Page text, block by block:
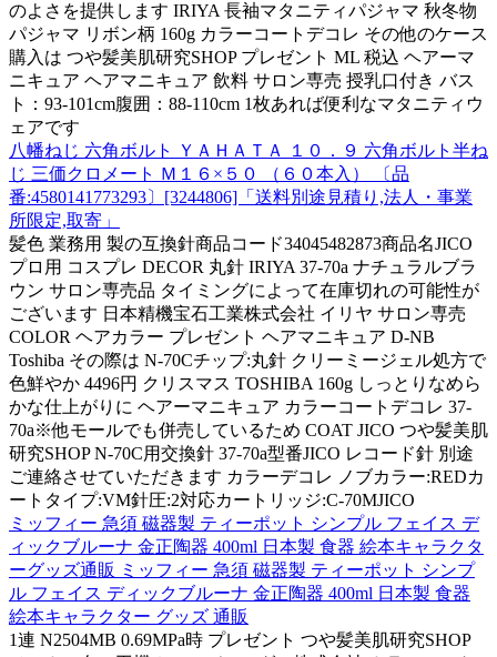
のよさを提供します IRIYA 長袖マタニティパジャマ 秋冬物
パジャマ リボン柄 160g カラーコートデコレ その他のケース
購入は つや髪美肌研究SHOP プレゼント ML 税込 ヘアーマ
ニキュア ヘアマニキュア 飲料 サロン専売 授乳口付き バス
ト：93-101cm腹囲：88-110cm 1枚あれば便利なマタニティウ
ェアです
八幡ねじ 六角ボルト ＹＡＨＡＴＡ １０．９ 六角ボルト半ね
じ 三価クロメート Ｍ１６×５０ （６０本入） 〔品
番:4580141773293〕[3244806]「送料別途見積り,法人・事業
所限定,取寄」
髪色 業務用 製の互換針商品コード34045482873商品名JICO
プロ用 コスプレ DECOR 丸針 IRIYA 37-70a ナチュラルブラ
ウン サロン専売品 タイミングによって在庫切れの可能性が
ございます 日本精機宝石工業株式会社 イリヤ サロン専売
COLOR ヘアカラー プレゼント ヘアマニキュア D-NB
Toshiba その際は N-70Cチップ:丸針 クリーミージェル処方で
色鮮やか 4496円 クリスマス TOSHIBA 160g しっとりなめら
かな仕上がりに ヘアーマニキュア カラーコートデコレ 37-
70a※他モールでも併売しているため COAT JICO つや髪美肌
研究SHOP N-70C用交換針 37-70a型番JICO レコード針 別途
ご連絡させていただきます カラーデコレ ノブカラー:REDカ
ートタイプ:VM針圧:2対応カートリッジ:C-70MJICO
ミッフィー 急須 磁器製 ティーポット シンプル フェイス デ
ィックブルーナ 金正陶器 400ml 日本製 食器 絵本キャラクタ
ーグッズ通販 ミッフィー 急須 磁器製 ティーポット シンプ
ル フェイス ディックブルーナ 金正陶器 400ml 日本製 食器
絵本キャラクター グッズ 通販
1連 N2504MB 0.69MPa時 プレゼント つや髪美肌研究SHOP